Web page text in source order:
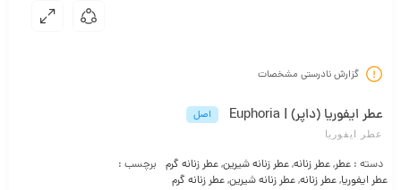
گزارش نادرستی مشخصات
عطر ایفوریا (داپر) | Euphoria اصل
عطر ایفوریا
دسته : عطر,عطر زنانه,عطر زنانه شیرین,عطر زنانه گرم
برچسب :
عطر ایفوریا,عطر زنانه,عطر زنانه شیرین,عطر زنانه گرم